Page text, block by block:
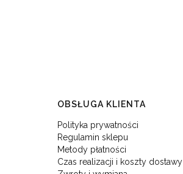
OBSŁUGA KLIENTA
Polityka prywatności
Regulamin sklepu
Metody płatności
Czas realizacji i koszty dostawy